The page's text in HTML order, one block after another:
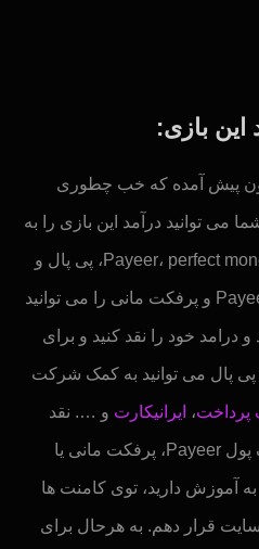
بازی:
پیش آمده که خب چطوری
می توانید درآمد این بازی را به
روش های مختلف از جمله Payeer، perfect money، پی پال و
روش های دیگر نقد کنید که Payeer و پرفکت مانی را می توانید
و درامد خود را نقد کنید و برای
پال می توانید به کمک شرکت
پرداخت، ایرانیکارت و …. نقد
کنید. اگر در مورد ساخت کیف پول Payeer، پرفکت مانی یا
آموزش دارید، توی کامنت ها
قرار دهم. به هرحال برای